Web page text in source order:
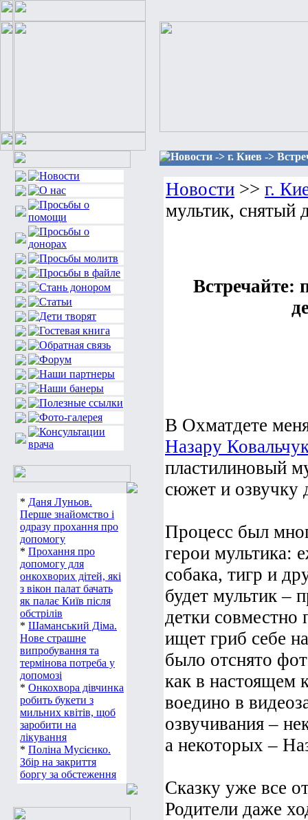
* Даня Луньов.
Перше знайомство і
одразу прохання про
допомогу
* Прохання про
допомогу для
онкохворих дітей, які
з вікон палат бачать
як палає Київ після
обстрілів
* Шаманський Діма.
Нове страшне
випробування та
термінова потреба у
допомозі
* Онкохвора дівчинка
робить букети з
мильних квітів, щоб
заробити на
лікування
* Поліна Мусієнко.
Збір на закриття
боргу за обстеження
Новости -> г. Киев ->
Новости >> г.
мультик, снятый
Встречайте:
В Охматдете
Назару
пластилиновый
сюжет и озвучку
Процесс был
герои мультика:
собака, тигр и
будет мультик –
детки
ищет гриб себе
было отснято
как в настоящем
воедино в
озвучивания –
а некоторых –
Сказку уже все
Родители даже